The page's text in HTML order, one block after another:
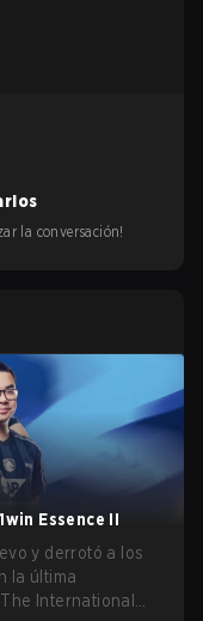
la conversación!
Essence II
y derrotó a los
la última
International